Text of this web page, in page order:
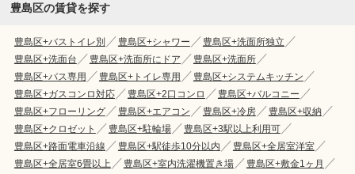
豊島区の賃貸を探す
豊島区+バストイレ別 豊島区+シャワー
豊島区+洗面所独立
豊島区+洗面台
豊島区+洗面所にドア
豊島区+洗面所
豊島区+バス専用
豊島区+トイレ専用
豊島区+システムキッチン
豊島区+ガスコンロ対応
豊島区+2口コンロ
豊島区+バルコニー
豊島区+フローリング
豊島区+エアコン 豊島区+冷房
豊島区+収納
豊島区+クロゼット
豊島区+駐輪場
豊島区+3駅以上利用可
豊島区+路面電車沿線
豊島区+駅徒歩10分以内
豊島区+全居室洋室
豊島区+全居室6畳以上
豊島区+室内洗濯機置き場
豊島区+敷金1ヶ月